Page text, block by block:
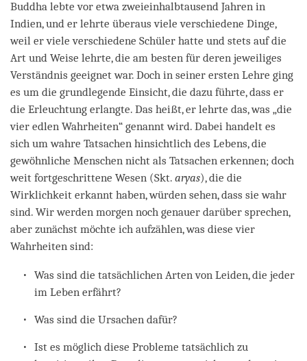
Buddha lebte vor etwa zweieinhalbtausend Jahren in
Indien, und er lehrte überaus viele verschiedene Dinge,
weil er viele verschiedene Schüler hatte und stets auf die
Art und Weise lehrte, die am besten für deren jeweiliges
Verständnis geeignet war. Doch in seiner ersten Lehre ging
es um die grundlegende Einsicht, die dazu führte, dass er
die Erleuchtung erlangte. Das heißt, er lehrte das, was „die
vier edlen Wahrheiten“ genannt wird. Dabei handelt es
sich um wahre Tatsachen hinsichtlich des Lebens, die
gewöhnliche Menschen nicht als Tatsachen erkennen; doch
weit fortgeschrittene Wesen (Skt. aryas), die die
Wirklichkeit erkannt haben, würden sehen, dass sie wahr
sind. Wir werden morgen noch genauer darüber sprechen,
aber zunächst möchte ich aufzählen, was diese vier
Wahrheiten sind:
Was sind die tatsächlichen Arten von Leiden, die jeder
im Leben erfährt?
Was sind die Ursachen dafür?
Ist es möglich diese Probleme tatsächlich zu